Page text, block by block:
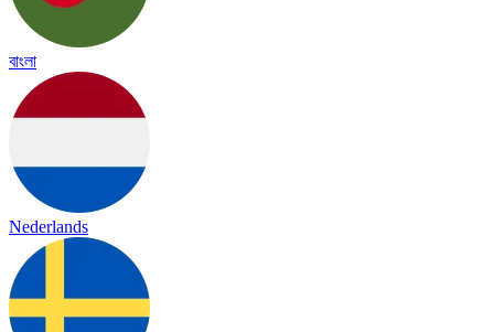
বাংলা
Nederlands